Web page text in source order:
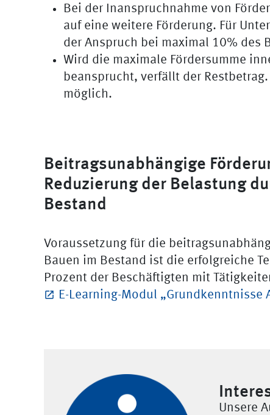
Bei der Inanspruchnahme von
auf eine weitere Förderung. Für
der Anspruch bei maximal 10% des
Wird die maximale Fördersumme
beansprucht, verfällt der
möglich.
Beitragsunabhängige
Reduzierung der Belastung
Bestand
Voraussetzung für die
Bauen im Bestand ist die erfolgreiche
Prozent der Beschäftigten mit
E-Learning-Modul „Grundkenntnisse
Unsere